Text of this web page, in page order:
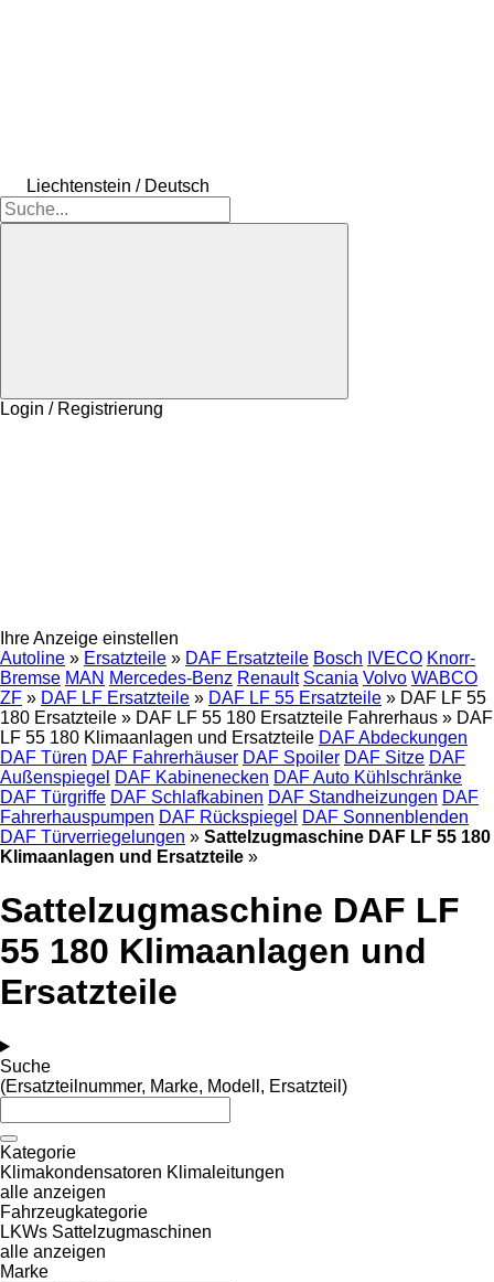
Liechtenstein / Deutsch
Login / Registrierung
Ihre Anzeige einstellen
Autoline » Ersatzteile » DAF Ersatzteile Bosch IVECO Knorr-
Bremse MAN Mercedes-Benz Renault Scania Volvo WABCO
ZF » DAF LF Ersatzteile » DAF LF 55 Ersatzteile » DAF LF 55
180 Ersatzteile » DAF LF 55 180 Ersatzteile Fahrerhaus » DAF
LF 55 180 Klimaanlagen und Ersatzteile DAF Abdeckungen
DAF Türen DAF Fahrerhäuser DAF Spoiler DAF Sitze DAF
Außenspiegel DAF Kabinenecken DAF Auto Kühlschränke
DAF Türgriffe DAF Schlafkabinen DAF Standheizungen DAF
Fahrerhauspumpen DAF Rückspiegel DAF Sonnenblenden
DAF Türverriegelungen » Sattelzugmaschine DAF LF 55 180
Klimaanlagen und Ersatzteile »
Sattelzugmaschine DAF LF
55 180 Klimaanlagen und
Ersatzteile
Suche
(Ersatzteilnummer, Marke, Modell, Ersatzteil)
Kategorie
Klimakondensatoren Klimaleitungen
alle anzeigen
Fahrzeugkategorie
LKWs Sattelzugmaschinen
alle anzeigen
Marke